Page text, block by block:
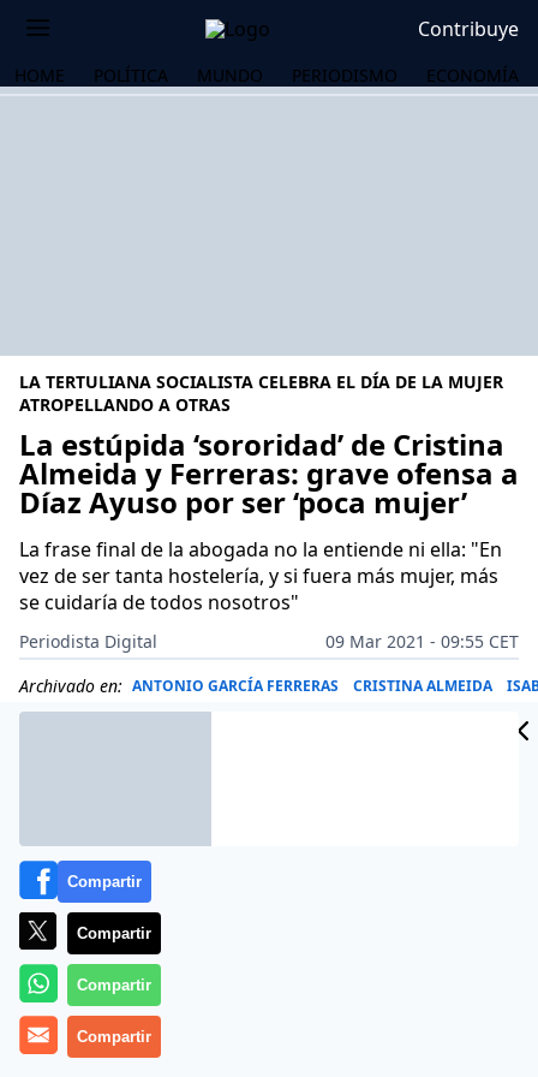
Contribuye
HOME POLÍTICA MUNDO PERIODISMO ECONOMÍA
LA TERTULIANA SOCIALISTA CELEBRA EL DÍA DE LA MUJER
ATROPELLANDO A OTRAS
La estúpida ‘sororidad’ de Cristina
Almeida y Ferreras: grave ofensa a
Díaz Ayuso por ser ‘poca mujer’
La frase final de la abogada no la entiende ni ella: "En
vez de ser tanta hostelería, y si fuera más mujer, más
se cuidaría de todos nosotros"
Periodista Digital
09 Mar 2021 - 09:55 CET
Archivado en: ANTONIO GARCÍA FERRERAS CRISTINA ALMEIDA
Compartir
Compartir
Compartir
Compartir